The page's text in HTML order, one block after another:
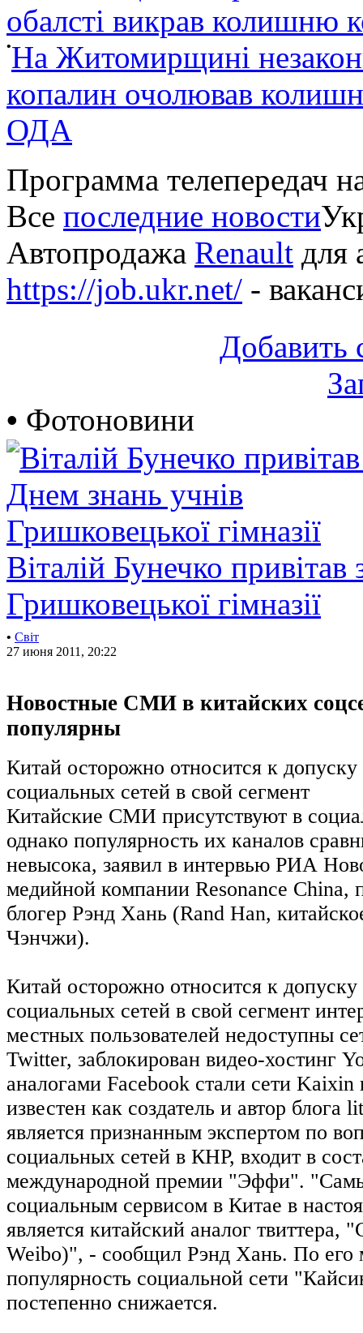
обалсті викрав колишню
•На Житомирщині
копалин очолював
ОДА
Программа телепередач
Все последние новости
Автопродажа Renault для
https://job.ukr.net/ -
Добавить
• Фотоновини
Віталій Бунечко
Гришковецької гімназії
• Світ
27 июня 2011, 20:22
Новостные СМИ в китайских
популярны
Китай осторожно относится к
социальных сетей в свой сегмент
Китайские СМИ присутствуют в
однако популярность их каналов
невысока, заявил в интервью РИА
медийной компании Resonance China,
блогер Рэнд Хань (Rand Han,
Чэнчжи).
Китай осторожно относится к
социальных сетей в свой сегмент
местных пользователей недоступны
Twitter, заблокирован видео-хостинг
аналогами Facebook стали сети
известен как создатель и автор блога
является признанным экспертом по
социальных сетей в КНР, входит в
международной премии "Эффи".
социальным сервисом в Китае в
является китайский аналог твиттера,
Weibo)", - сообщил Рэнд Хань. По
популярность социальной сети
постепенно снижается.